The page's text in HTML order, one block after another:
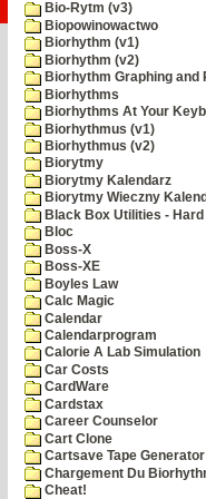
Bio-Rytm (v3)
Biopowinowactwo
Biorhythm (v1)
Biorhythm (v2)
Biorhythm Graphing and
Biorhythms
Biorhythms At Your
Biorhythmus (v1)
Biorhythmus (v2)
Biorytmy
Biorytmy Kalendarz
Biorytmy Wieczny
Black Box Utilities -
Bloc
Boss-X
Boss-XE
Boyles Law
Calc Magic
Calendar
Calendarprogram
Calorie A Lab Simulation
Car Costs
CardWare
Cardstax
Career Counselor
Cart Clone
Cartsave Tape Generator
Chargement Du
Cheat!